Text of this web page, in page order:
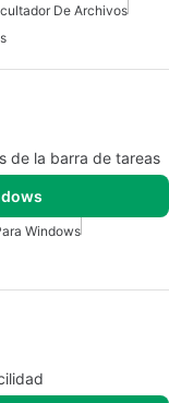
De Archivos
de la barra de tareas
Windows